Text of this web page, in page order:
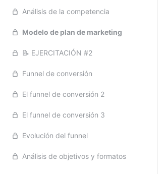
Golden Circle
"Tu cultura de marca"
📝 EJERCITACIÓN #1
Material complementario
Análisis de la competencia
Modelo de plan de marketing
📝 EJERCITACIÓN #2
Funnel de conversión
El funnel de conversión 2
El funnel de conversión 3
Evolución del funnel
Análisis de objetivos y formatos